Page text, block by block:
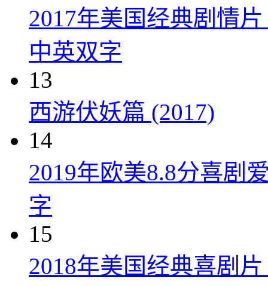
2017年美国经典剧情
中英双字
13
西游伏妖篇 (2017)
14
2019年欧美8.8分喜剧
字
15
2018年美国经典喜剧